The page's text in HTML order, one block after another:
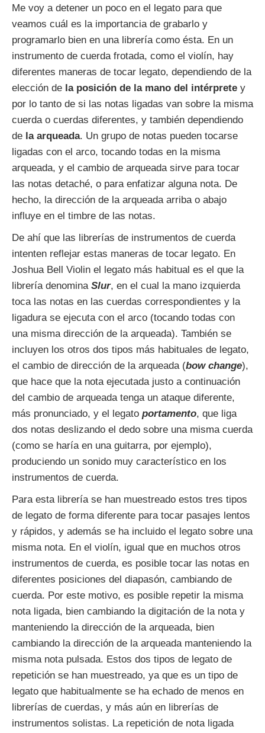
Me voy a detener un poco en el legato para que
veamos cuál es la importancia de grabarlo y
programarlo bien en una librería como ésta. En un
instrumento de cuerda frotada, como el violín, hay
diferentes maneras de tocar legato, dependiendo de la
elección de la posición de la mano del intérprete y
por lo tanto de si las notas ligadas van sobre la misma
cuerda o cuerdas diferentes, y también dependiendo
de la arqueada. Un grupo de notas pueden tocarse
ligadas con el arco, tocando todas en la misma
arqueada, y el cambio de arqueada sirve para tocar
las notas detaché, o para enfatizar alguna nota. De
hecho, la dirección de la arqueada arriba o abajo
influye en el timbre de las notas.
De ahí que las librerías de instrumentos de cuerda
intenten reflejar estas maneras de tocar legato. En
Joshua Bell Violin el legato más habitual es el que la
librería denomina Slur, en el cual la mano izquierda
toca las notas en las cuerdas correspondientes y la
ligadura se ejecuta con el arco (tocando todas con
una misma dirección de la arqueada). También se
incluyen los otros dos tipos más habituales de legato,
el cambio de dirección de la arqueada (bow change),
que hace que la nota ejecutada justo a continuación
del cambio de arqueada tenga un ataque diferente,
más pronunciado, y el legato portamento, que liga
dos notas deslizando el dedo sobre una misma cuerda
(como se haría en una guitarra, por ejemplo),
produciendo un sonido muy característico en los
instrumentos de cuerda.
Para esta librería se han muestreado estos tres tipos
de legato de forma diferente para tocar pasajes lentos
y rápidos, y además se ha incluido el legato sobre una
misma nota. En el violín, igual que en muchos otros
instrumentos de cuerda, es posible tocar las notas en
diferentes posiciones del diapasón, cambiando de
cuerda. Por este motivo, es posible repetir la misma
nota ligada, bien cambiando la digitación de la nota y
manteniendo la dirección de la arqueada, bien
cambiando la dirección de la arqueada manteniendo la
misma nota pulsada. Estos dos tipos de legato de
repetición se han muestreado, ya que es un tipo de
legato que habitualmente se ha echado de menos en
librerías de cuerdas, y más aún en librerías de
instrumentos solistas. La repetición de nota ligada